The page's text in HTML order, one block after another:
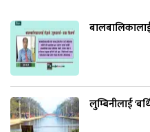
लुम्बिनीलाई